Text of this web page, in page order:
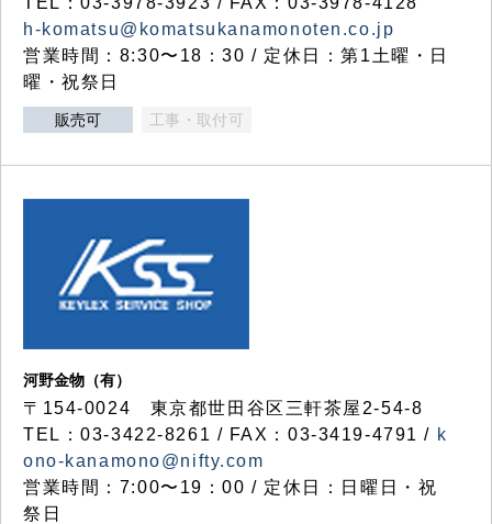
h-komatsu@komatsukanamonoten.co.jp
営業時間：8:30〜18：30 / 定休日：第1土曜・日
曜・祝祭日
販売可 工事・取付可
河野金物（有）
〒154-0024 東京都世田谷区三軒茶屋2-54-8
TEL：03-3422-8261 / FAX：03-3419-4791 / k
ono-kanamono@nifty.com
営業時間：7:00〜19：00 / 定休日：日曜日・祝
祭日